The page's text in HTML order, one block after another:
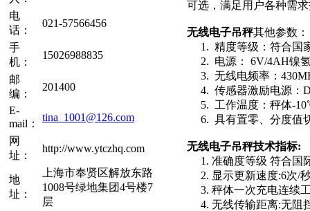
电
话：
021-57566456
手
机：
15026988835
邮
编：
201400
E-
mail：
tina_1001@126.com
网
址：
http://www.ytczhq.com
地
址：
上海市奉贤区解放东路
1008号绿地集团4号楼7
层
可选，满足用户各种需
无线电子吊秤其他参数：
1. 精度等级：符合国
2. 电源： 6V/4AH镍
3. 无线电频率：
4. 传感器激励电源：
5. 工作温度：秤体-
6. 具有置零、分度值
无线电子吊秤技术指标:
1. 准确度等级 符合国
2. 显示更新速度:6次/
3. 秤体一次充电连续
4. 无线传输距离:无阻